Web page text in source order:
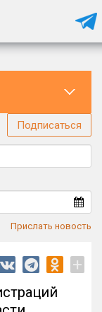
Подписаться
Прислать новость
+